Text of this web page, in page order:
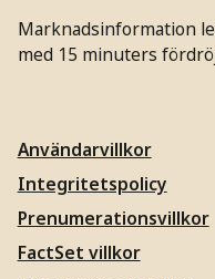
Marknadsinformation
med 15 minuters
Användarvillkor
Integritetspolicy
Prenumerationsvillkor
FactSet villkor